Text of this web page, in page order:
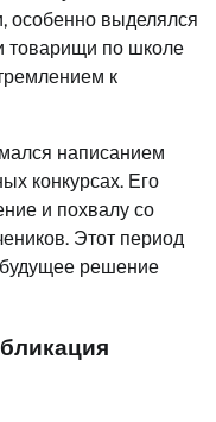
особенно выделялся
товарищи по школе
к
написанием
конкурсах. Его
и похвалу со
Этот период
решение